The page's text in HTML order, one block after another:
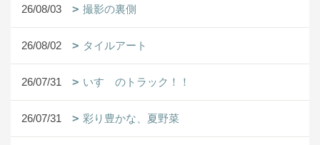
26/08/03 撮影の裏側
26/08/02 タイルアート
26/07/31 いすゞのトラック！！
26/07/31 彩り豊かな、夏野菜